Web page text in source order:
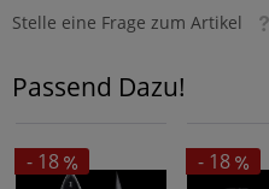
Stelle eine Frage zum Artikel
Passend Dazu!
- 18 - 18